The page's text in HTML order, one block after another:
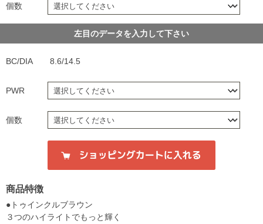
個数
左目のデータを入力して下さい
BC/DIA 8.6/14.5
PWR
個数
商品特徴
●トゥインクルブラウン
３つのハイライトでもっと輝く